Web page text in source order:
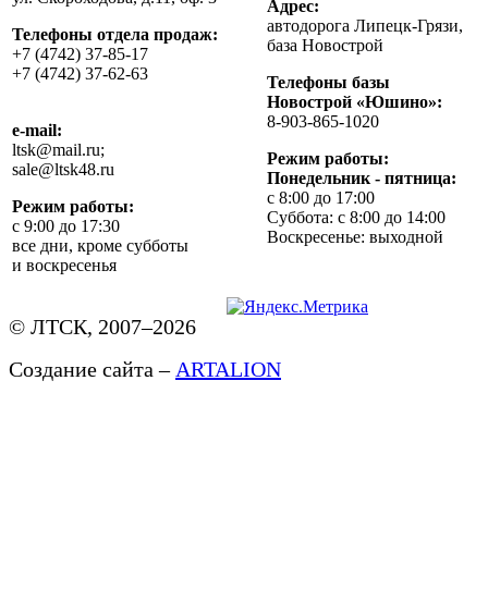
Телефоны отдела продаж:
+7 (4742) 37-85-17
+7 (4742) 37-62-63
e-mail:
ltsk@mail.ru;
sale@ltsk48.ru
Режим работы:
с 9:00 до 17:30
все дни, кроме субботы
и воскресенья
Адрес:
автодорога Липецк-Грязи,
база Новострой
Телефоны базы
Новострой «Юшино»:
8-903-865-1020
Режим работы:
Понедельник - пятница:
с 8:00 до 17:00
Суббота: с 8:00 до 14:00
Воскресенье: выходной
© ЛТСК, 2007–2026
Создание сайта – ARTALION